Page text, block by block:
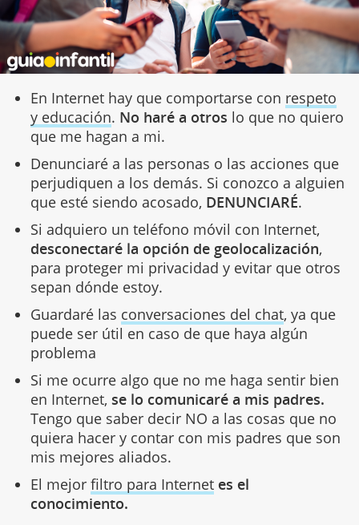
En Internet hay que comportarse con respeto
y educación. No haré a otros lo que no quiero
que me hagan a mi.
Denunciaré a las personas o las acciones que
perjudiquen a los demás. Si conozco a alguien
que esté siendo acosado, DENUNCIARÉ.
Si adquiero un teléfono móvil con Internet,
desconectaré la opción de geolocalización,
para proteger mi privacidad y evitar que otros
sepan dónde estoy.
Guardaré las conversaciones del chat, ya que
puede ser útil en caso de que haya algún
problema
Si me ocurre algo que no me haga sentir bien
en Internet, se lo comunicaré a mis padres.
Tengo que saber decir NO a las cosas que no
quiera hacer y contar con mis padres que son
mis mejores aliados.
El mejor filtro para Internet es el
conocimiento.